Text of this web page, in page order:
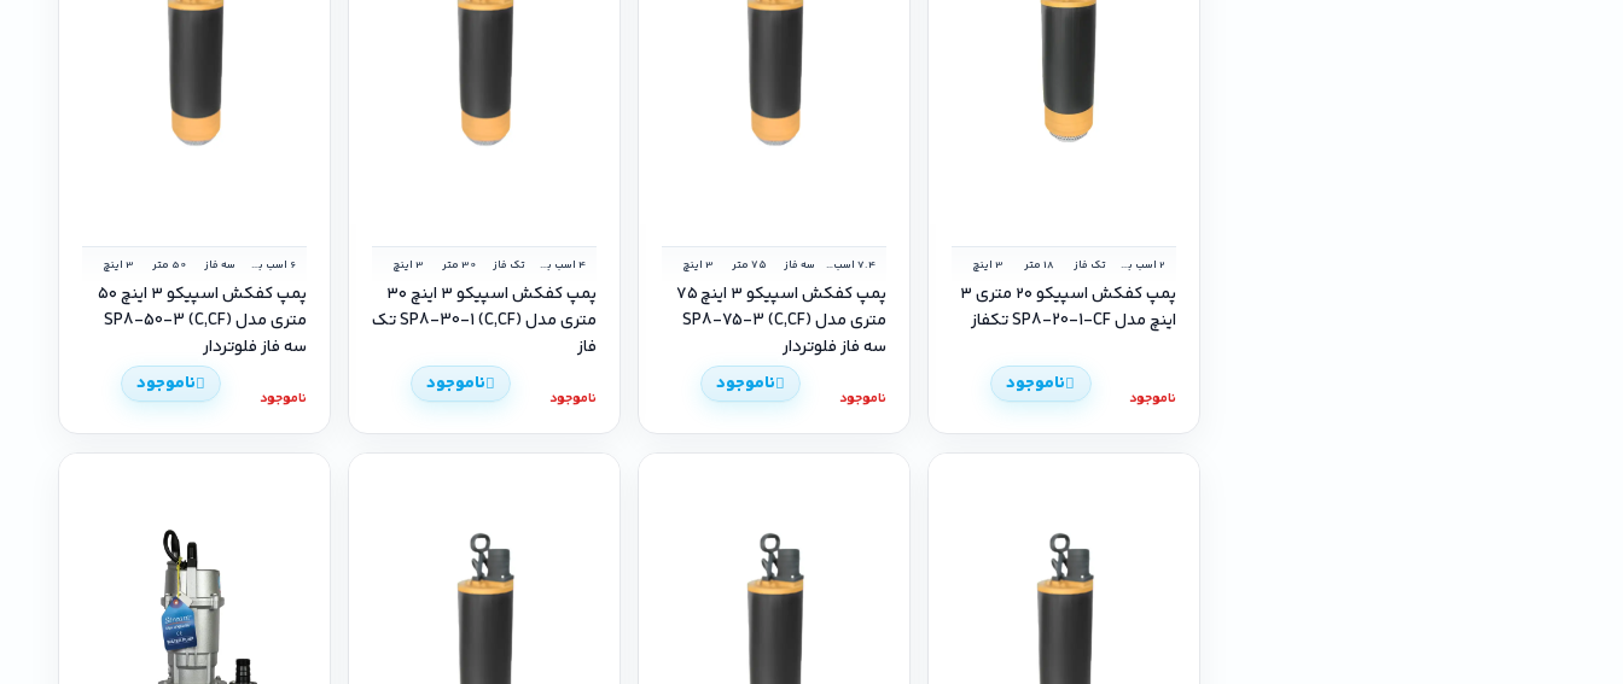
2 اسب بخار تک فاز 18 متر 3 اینچ
پمپ کفکش اسپیکو ۲۰ متری ۳
اینچ مدل SP8-20-1-CF تکفاز
ناموجود
ناموجود
7.4 اسب بخار سه فاز ۷۵ متر 3 اینچ
پمپ کفکش اسپیکو ۳ اینچ ۷۵
متری مدل (C,CF) SP8-75-3
سه فاز فلوتردار
ناموجود
ناموجود
4 اسب بخار تک فاز 30 متر 3 اینچ
پمپ کفکش اسپیکو ۳ اینچ ۳۰
متری مدل (C,CF) SP8-30-1 تک
فاز
ناموجود
ناموجود
6 اسب بخار سه فاز 50 متر 3 اینچ
پمپ کفکش اسپیکو ۳ اینچ ۵۰
متری مدل SP8-50-3 (C,CF)
سه فاز فلوتردار
ناموجود
ناموجود